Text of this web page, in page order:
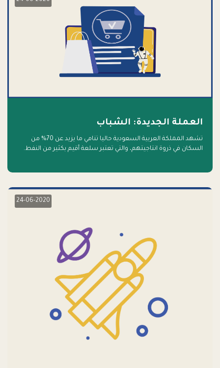
العملة الجديدة: الشباب
تشهد المملكة العربية السعودية حاليا تنامي ما يزيد عن 70% من
السكان في ذروة انتاجيتهم، والتي تعتبر سلعة أقيم بكثير من النفط.
24-06-2020